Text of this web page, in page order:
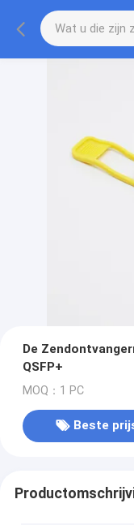
De
QSFP+
MOQ：1 PC
Beste